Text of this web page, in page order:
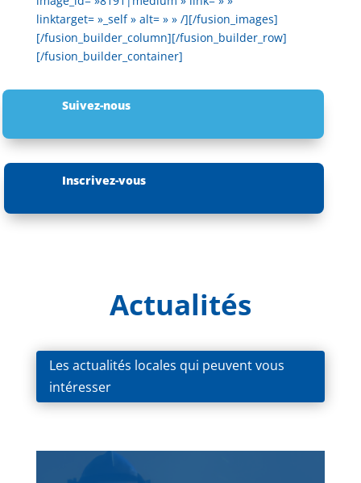
linktarget= »_self » alt= » » /][/fusion_images]
[/fusion_builder_column][/fusion_builder_row]
[/fusion_builder_container]
Suivez-nous
Inscrivez-vous
Actualités
Les actualités locales qui peuvent vous
intéresser